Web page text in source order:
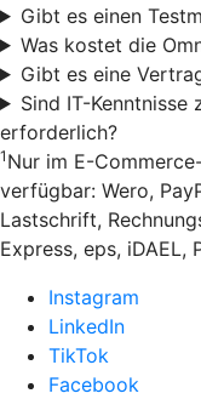
Gibt es einen
Was kostet die
Gibt es eine
Sind IT-Kenntnisse
erforderlich?
1 Nur im E-
verfügbar: Wero,
Lastschrift,
Express, eps, iDAEL,
Instagram
LinkedIn
TikTok
Facebook